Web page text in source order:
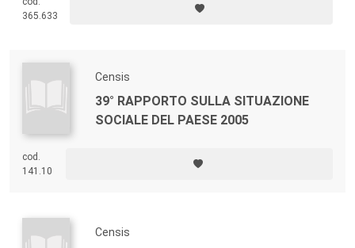
contrattuali, riescano a soddisfare le esigenze di flessibilità e il
bisogno di alta formazione e specializzazione delle risorse umane,
365.633
Censis
39° RAPPORTO SULLA SITUAZIONE
SOCIALE DEL PAESE 2005
cod.
141.10
Censis